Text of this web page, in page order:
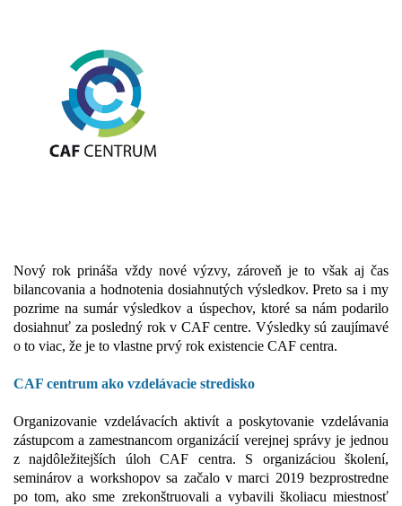
Nový rok prináša vždy nové výzvy, zároveň je to však aj čas
bilancovania a hodnotenia dosiahnutých výsledkov. Preto sa i my
pozrime na sumár výsledkov a úspechov, ktoré sa nám podarilo
dosiahnuť za posledný rok v CAF centre. Výsledky sú zaujímavé
o to viac, že je to vlastne prvý rok existencie CAF centra.
CAF centrum ako vzdelávacie stredisko
Organizovanie vzdelávacích aktivít a poskytovanie vzdelávania
zástupcom a zamestnancom organizácií verejnej správy je jednou
z najdôležitejších úloh CAF centra. S organizáciou školení,
seminárov a workshopov sa začalo v marci 2019 bezprostredne
po tom, ako sme zrekonštruovali a vybavili školiacu miestnosť